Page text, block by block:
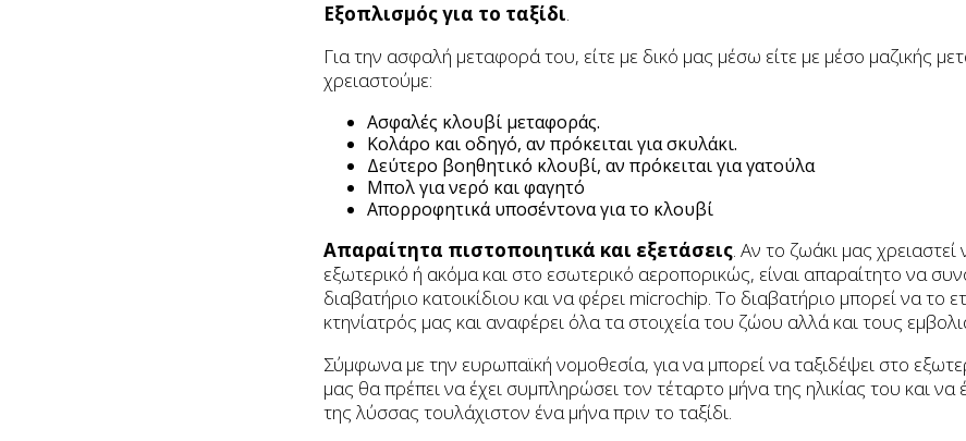
Εξοπλισμός για το ταξίδι.
Για την ασφαλή μεταφορά του, είτε με δικό μας μέσω είτε με μέσο μαζικής
χρειαστούμε:
Ασφαλές κλουβί μεταφοράς.
Κολάρο και οδηγό, αν πρόκειται για σκυλάκι.
Δεύτερο βοηθητικό κλουβί, αν πρόκειται για γατούλα
Μπολ για νερό και φαγητό
Απορροφητικά υποσέντονα για το κλουβί
Απαραίτητα πιστοποιητικά και εξετάσεις. Αν το ζωάκι μας χρειαστεί
εξωτερικό ή ακόμα και στο εσωτερικό αεροπορικώς, είναι απαραίτητο να
διαβατήριο κατοικίδιου και να φέρει microchip. Το διαβατήριο μπορεί να το
κτηνίατρός μας και αναφέρει όλα τα στοιχεία του ζώου αλλά και τους
Σύμφωνα με την ευρωπαϊκή νομοθεσία, για να μπορεί να ταξιδέψει στο
μας θα πρέπει να έχει συμπληρώσει τον τέταρτο μήνα της ηλικίας του και να
της λύσσας τουλάχιστον ένα μήνα πριν το ταξίδι.